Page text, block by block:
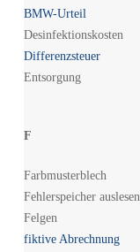
BMW-Urteil
Desinfektionskosten
Differenzsteuer
Entsorgung
F
Farbmusterblech
Fehlerspeicher auslesen
Felgen
fiktive Abrechnung